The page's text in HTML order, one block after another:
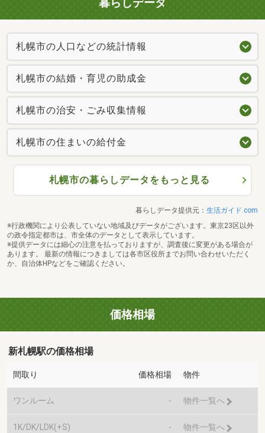
暮らしデータ
札幌市の人口などの統計情報
札幌市の結婚・育児の助成金
札幌市の治安・ごみ収集情報
札幌市の住まいの給付金
札幌市の暮らしデータをもっと見る
暮らしデータ提供元： 生活ガイド.com
※行政機関により公表していない地域及びデータがございます。東京23区以外
の政令指定都市は、市全体のデータとして表示しています。
※提供データには細心の注意を払っておりますが、調査後に変更がある場合が
あります。 最新の情報につきましては各市区役所までお問い合わせいただく
か、自治体HPなどをご確認ください。
価格相場
新札幌駅の価格相場
間取り 価格相場 物件
ワンルーム - 物件一覧へ
1K/DK/LDK(+S) - 物件一覧へ